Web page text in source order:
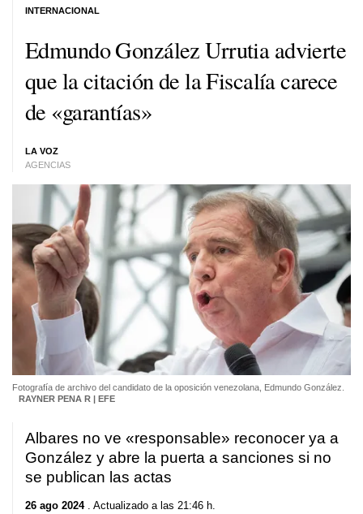
Edmundo González Urrutia advierte
que la citación de la Fiscalía carece
de «garantías»
LA VOZ
AGENCIAS
INTERNACIONAL
Fotografía de archivo del candidato de la oposición venezolana, Edmundo González.
RAYNER PENA R | EFE
Albares no ve «responsable» reconocer ya a
González y abre la puerta a sanciones si no
se publican las actas
26 ago 2024. Actualizado a las 21:46 h.